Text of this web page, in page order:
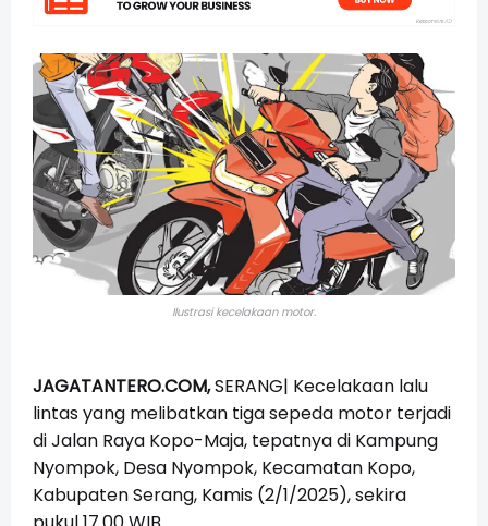
Ilustrasi kecelakaan motor.
JAGATANTERO.COM,SERANG| Kecelakaan lalu
lintas yang melibatkan tiga sepeda motor terjadi
di Jalan Raya Kopo-Maja, tepatnya di Kampung
Nyompok, Desa Nyompok, Kecamatan Kopo,
Kabupaten Serang, Kamis (2/1/2025), sekira